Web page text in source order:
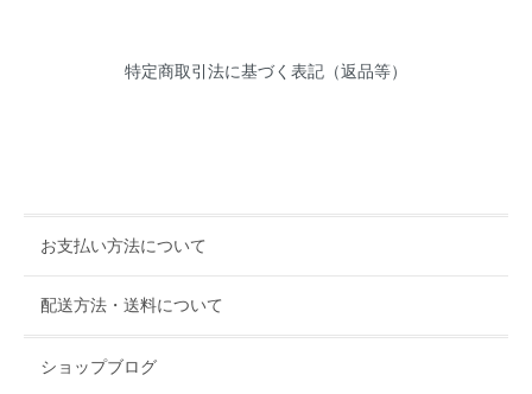
特定商取引法に基づく表記（返品等）
お支払い方法について
配送方法・送料について
ショップブログ